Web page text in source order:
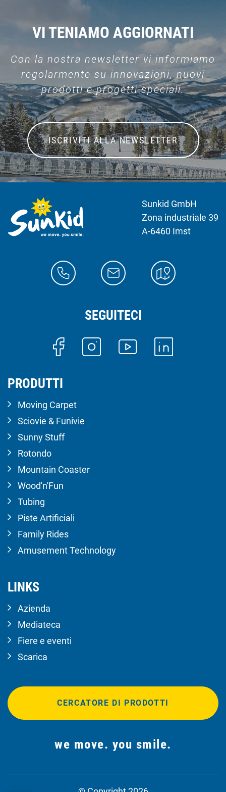
VI TENIAMO AGGIORNATI
Con la nostra newsletter vi informiamo
regolarmente su innovazioni, nuovi
prodotti e progetti speciali.
ISCRIVITI ALLA NEWSLETTER
Sunkid GmbH
Zona industriale 39
A-6460 Imst
SEGUITECI
PRODUTTI
Moving Carpet
Sciovie & Funivie
Sunny Stuff
Rotondo
Mountain Coaster
Wood'n'Fun
Tubing
Piste Artificiali
Family Rides
Amusement Technology
LINKS
Azienda
Mediateca
Fiere e eventi
Scarica
CERCATORE DI PRODOTTI
we move. you smile.